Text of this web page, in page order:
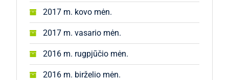
2017 m. kovo mėn.
2017 m. vasario mėn.
2016 m. rugpjūčio mėn.
2016 m. birželio mėn.